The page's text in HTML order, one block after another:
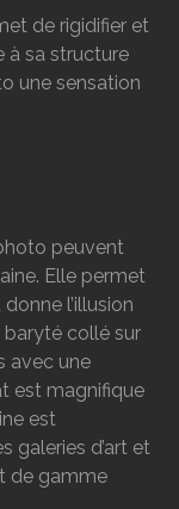
de rigidifier et
à sa structure
une sensation
peuvent
Elle permet
l’illusion
baryté collé sur
avec une
est magnifique
est
galeries d’art et
de gamme